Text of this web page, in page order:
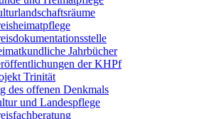
Jahrbücher
der KHPf
Trinität
des offenen Denkmals
und Landespflege